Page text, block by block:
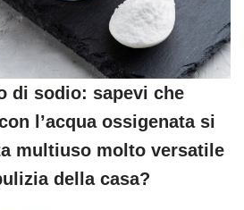
di sodio: sapevi che
l’acqua ossigenata si
multiuso molto versatile
della casa?